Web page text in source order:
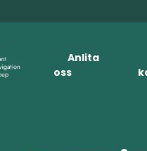
Anlita
oss